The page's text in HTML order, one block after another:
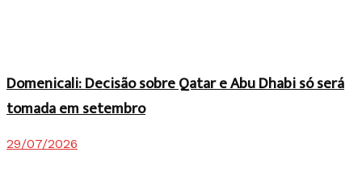
Domenicali: Decisão sobre Qatar e Abu Dhabi só será
tomada em setembro
29/07/2026